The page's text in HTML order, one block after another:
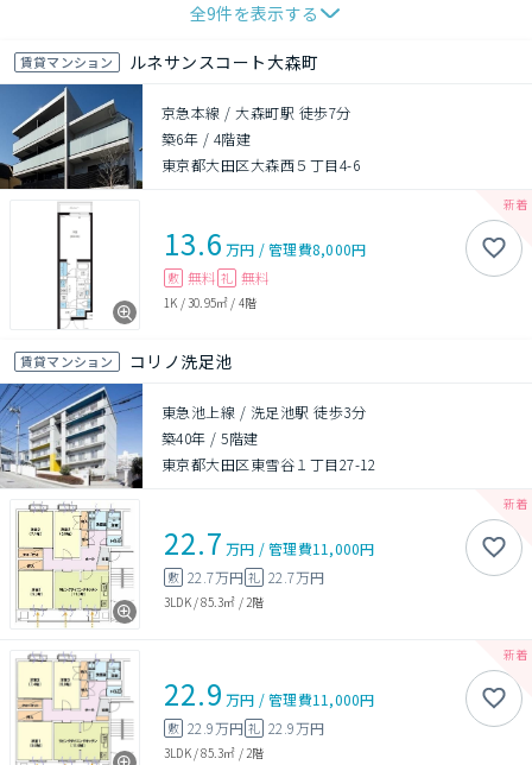
全9件を表示する
賃貸マンション ルネサンスコート大森町
京急本線 / 大森町駅 徒歩7分
築6年 / 4階建
東京都大田区大森西５丁目4-6
13.6 万円 /管理費8,000円
敷 無料 礼 無料
1K /30.95㎡ / 4階
賃貸マンション コリノ洗足池
東急池上線 / 洗足池駅 徒歩3分
築40年 /5階建
東京都大田区東雪谷１丁目27-12
22.7 万円 /管理費11,000円
敷 22.7万円 礼 22.7万円
3LDK/85.3㎡ / 2階
22.9 万円 /管理費11,000円
敷 22.9万円 礼 22.9万円
3LDK/85.3㎡ / 2階